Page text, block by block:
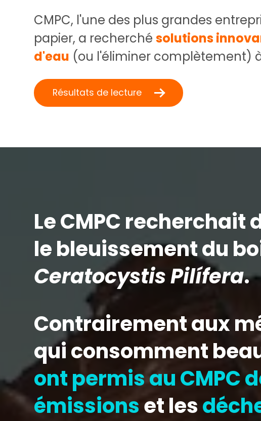
CMPC, l'une des plus grandes
papier, a recherchésolutions
d'eau (ou l'éliminer complètement)
Résultats de lecture
Le CMPC
le bleuissement du
Ceratocystis Pilífera.
Contrairement aux
qui consomment
ont permis au CMPC
émissionset les